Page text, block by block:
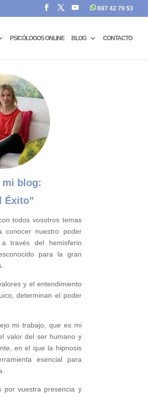
697 42 79 53
PSICÓLOGOS ONLINE BLOG CONTACTO
mi blog:
Éxito”
todos vosotros temas
conocer nuestro poder
a través del hemisferio
para la gran
y el entendimiento
determinan el poder
mi trabajo, que es mi
valor del ser humano y
en el que la hipnosis
esencial para
por vuestra presencia y